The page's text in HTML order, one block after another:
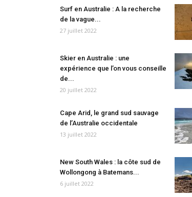
Surf en Australie : A la recherche
de la vague...
27 juillet 2022
Skier en Australie : une
expérience que l’on vous conseille
de...
20 juillet 2022
Cape Arid, le grand sud sauvage
de l’Australie occidentale
13 juillet 2022
New South Wales : la côte sud de
Wollongong à Batemans...
6 juillet 2022